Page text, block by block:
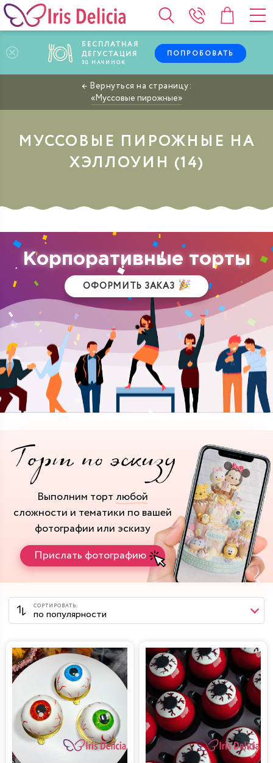
БЕСПЛАТНАЯ
ДЕГУСТАЦИЯ
30 НАЧИНОК
ПОПРОБОВАТЬ
Муссовые пирожные
МУССОВЫЕ ПИРОЖНЫЕ НА
ХЭЛЛОУИН
Корпоративные торты
ОФОРМИТЬ ЗАКАЗ
Выполним торт любой
сложности и тематики по вашей
фотографии или эскизу
Прислать фотографию